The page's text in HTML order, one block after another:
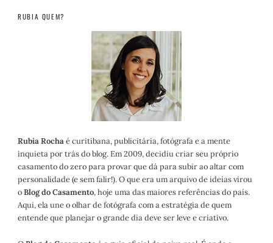
RUBIA QUEM?
Rubia Rochaé curitibana, publicitária, fotógrafa e a mente
inquieta por trás do blog. Em 2009, decidiu criar seu próprio
casamento do zero para provar que dá para subir ao altar com
personalidade (e sem falir!). O que era um arquivo de ideias virou
oBlog do Casamento, hoje uma das maiores referências do país.
Aqui, ela une o olhar de fotógrafa com a estratégia de quem
entende que planejar o grande dia deve ser leve e criativo.